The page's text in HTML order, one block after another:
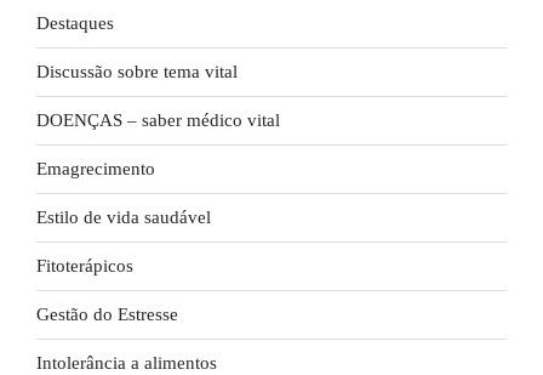
Destaques
Discussão sobre tema vital
DOENÇAS – saber médico vital
Emagrecimento
Estilo de vida saudável
Fitoterápicos
Gestão do Estresse
Intolerância a alimentos